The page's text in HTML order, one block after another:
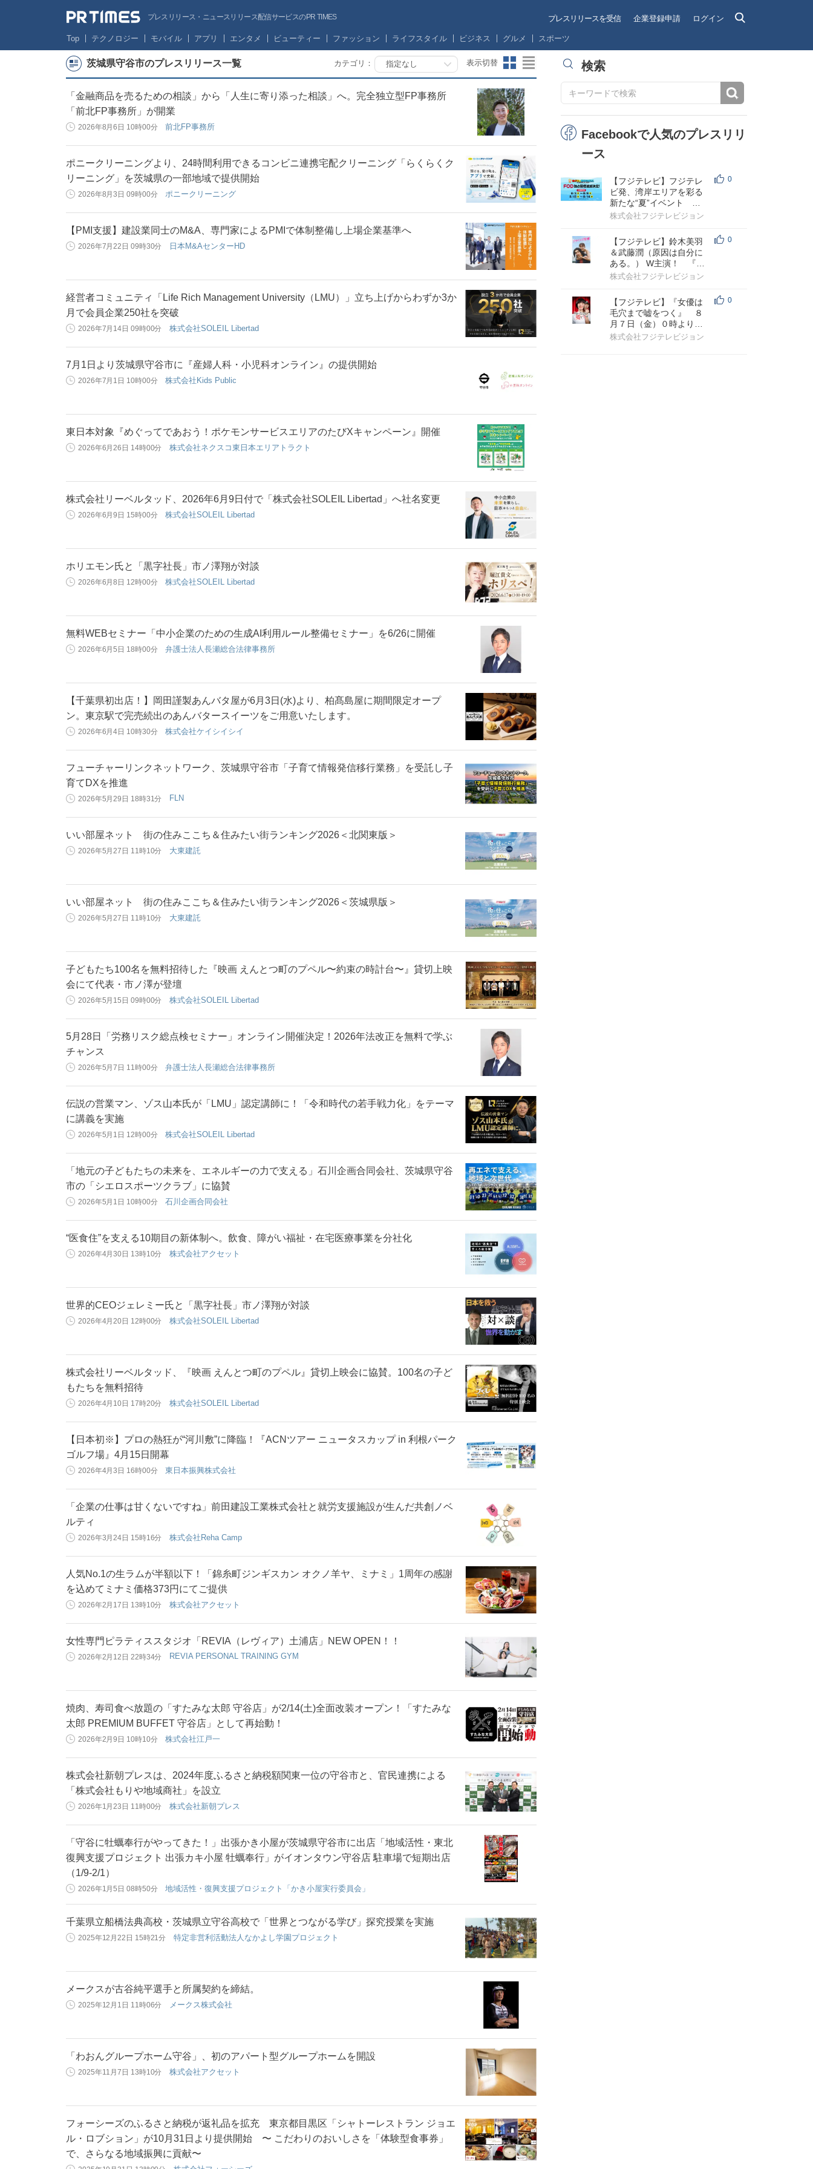
プレスリリース・ニュースリリース配信サービスのPR TIMES プレスリリースを受信 企業登録申請 ログイン
Top テクノロジー モバイル アプリ エンタメ ビューティー ファッション ライフスタイル ビジネス グルメ スポーツ
茨城県守谷市のプレスリリース一覧 カテゴリ： 指定なし 表示切替
「金融商品を売るための相談」から「人生に寄り添った相談」へ。完全独立型FP事務所
「前北FP事務所」が開業
2026年8月6日 10時00分 前北FP事務所
ポニークリーニングより、24時間利用できるコンビニ連携宅配クリーニング「らくらくク
リーニング」を茨城県の一部地域で提供開始
2026年8月3日 09時00分 ポニークリーニング
【PMI支援】建設業同士のM&A、専門家によるPMIで体制整備し上場企業基準へ
2026年7月22日 09時30分 日本M&AセンターHD
経営者コミュニティ「Life Rich Management University（LMU）」立ち上げからわずか3か
月で会員企業250社を突破
2026年7月14日 09時00分 株式会社SOLEIL Libertad
7月1日より茨城県守谷市に『産婦人科・小児科オンライン』の提供開始
2026年7月1日 10時00分 株式会社Kids Public
東日本対象『めぐってであおう！ポケモンサービスエリアのたびXキャンペーン』開催
2026年6月26日 14時00分 株式会社ネクスコ東日本エリアトラクト
株式会社リーベルタッド、2026年6月9日付で「株式会社SOLEIL Libertad」へ社名変更
2026年6月9日 15時00分 株式会社SOLEIL Libertad
ホリエモン氏と「黒字社長」市ノ澤翔が対談
2026年6月8日 12時00分 株式会社SOLEIL Libertad
無料WEBセミナー「中小企業のための生成AI利用ルール整備セミナー」を6/26に開催
2026年6月5日 18時00分 弁護士法人長瀬総合法律事務所
【千葉県初出店！】岡田謹製あんバタ屋が6月3日(水)より、柏髙島屋に期間限定オープ
ン。東京駅で完売続出のあんバタースイーツをご用意いたします。
2026年6月4日 10時30分 株式会社ケイシイシイ
フューチャーリンクネットワーク、茨城県守谷市「子育て情報発信移行業務」を受託し子
育てDXを推進
2026年5月29日 18時31分 FLN
いい部屋ネット 街の住みここち＆住みたい街ランキング2026＜北関東版＞
2026年5月27日 11時10分 大東建託
いい部屋ネット 街の住みここち＆住みたい街ランキング2026＜茨城県版＞
2026年5月27日 11時10分 大東建託
子どもたち100名を無料招待した『映画 えんとつ町のプペル〜約束の時計台〜』貸切上映
会にて代表・市ノ澤が登壇
2026年5月15日 09時00分 株式会社SOLEIL Libertad
5月28日「労務リスク総点検セミナー」オンライン開催決定！2026年法改正を無料で学ぶ
チャンス
2026年5月7日 11時00分 弁護士法人長瀬総合法律事務所
伝説の営業マン、ゾス山本氏が「LMU」認定講師に！「令和時代の若手戦力化」をテーマ
に講義を実施
2026年5月1日 12時00分 株式会社SOLEIL Libertad
「地元の子どもたちの未来を、エネルギーの力で支える」石川企画合同会社、茨城県守谷
市の「シエロスポーツクラブ」に協賛
2026年5月1日 10時00分 石川企画合同会社
“医食住”を支える10期目の新体制へ。飲食、障がい福祉・在宅医療事業を分社化
2026年4月30日 13時10分 株式会社アクセット
世界的CEOジェレミー氏と「黒字社長」市ノ澤翔が対談
2026年4月20日 12時00分 株式会社SOLEIL Libertad
株式会社リーベルタッド、『映画 えんとつ町のプペル』貸切上映会に協賛。100名の子ど
もたちを無料招待
2026年4月10日 17時20分 株式会社SOLEIL Libertad
【日本初※】プロの熱狂が“河川敷”に降臨！『ACNツアー ニュータスカップ in 利根パーク
ゴルフ場』4月15日開幕
2026年4月3日 16時00分 東日本振興株式会社
「企業の仕事は甘くないですね」前田建設工業株式会社と就労支援施設が生んだ共創ノベ
ルティ
2026年3月24日 15時16分 株式会社Reha Camp
人気No.1の生ラムが半額以下！「錦糸町ジンギスカン オクノ羊ヤ、ミナミ」1周年の感謝
を込めてミナミ価格373円にてご提供
2026年2月17日 13時10分 株式会社アクセット
女性専門ピラティススタジオ「REVIA（レヴィア）土浦店」NEW OPEN！！
2026年2月12日 22時34分 REVIA PERSONAL TRAINING GYM
焼肉、寿司食べ放題の「すたみな太郎 守谷店」が2/14(土)全面改装オープン！「すたみな
太郎 PREMIUM BUFFET 守谷店」として再始動！
2026年2月9日 10時10分 株式会社江戸一
株式会社新朝プレスは、2024年度ふるさと納税額関東一位の守谷市と、官民連携による
「株式会社もりや地域商社」を設立
2026年1月23日 11時00分 株式会社新朝プレス
「守谷に牡蠣奉行がやってきた！」出張かき小屋が茨城県守谷市に出店「地域活性・東北
復興支援プロジェクト 出張カキ小屋 牡蠣奉行」がイオンタウン守谷店 駐車場で短期出店
（1/9-2/1）
2026年1月5日 08時50分 地域活性・復興支援プロジェクト「かき小屋実行委員会」
千葉県立船橋法典高校・茨城県立守谷高校で「世界とつながる学び」探究授業を実施
2025年12月22日 15時21分 特定非営利活動法人なかよし学園プロジェクト
メークスが古谷純平選手と所属契約を締結。
2025年12月1日 11時06分 メークス株式会社
「わおんグループホーム守谷」、初のアパート型グループホームを開設
2025年11月7日 13時10分 株式会社アクセット
フォーシーズのふるさと納税が返礼品を拡充 東京都目黒区「シャトーレストラン ジョエ
ル・ロブション」が10月31日より提供開始 〜 こだわりのおいしさを「体験型食事券」
で、さらなる地域振興に貢献〜
検索
Facebookで人気のプレスリリ
ース
【フジテレビ】フジテレ
ビ発、湾岸エリアを彩る
新たな“夏”イベント
『めざましWANGANフェ
株式会社フジテレビジョン
0
【フジテレビ】鈴木美羽
＆武藤潤（原因は自分に
ある。） W主演！ 『フ
ライング花嫁』 ７月31
株式会社フジテレビジョン
0
【フジテレビ】『女優は
毛穴まで嘘をつく』 ８
月７日（金）０時より
FOD SHORTにて独占配
株式会社フジテレビジョン
0